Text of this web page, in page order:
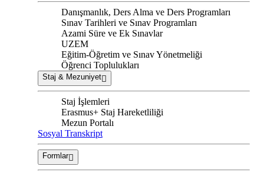
Danışmanlık, Ders Alma ve Ders Programları
Sınav Tarihleri ve Sınav Programları
Azami Süre ve Ek Sınavlar
UZEM
Eğitim-Öğretim ve Sınav Yönetmeliği
Öğrenci Toplulukları
Staj & Mezuniyet
Staj İşlemleri
Erasmus+ Staj Hareketliliği
Mezun Portalı
Sosyal Transkript
Formlar